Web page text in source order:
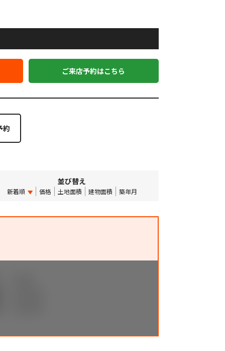
ご来店予約はこちら
並び替え
新着順 価格 土地面積 建物面積 築年月